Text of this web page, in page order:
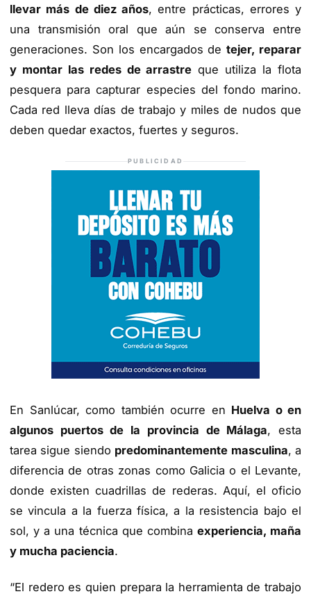
llevar más de diez años, entre prácticas, errores y
una transmisión oral que aún se conserva entre
generaciones. Son los encargados detejer, reparar
y montar las redes de arrastre que utiliza la flota
pesquera para capturar especies del fondo marino.
Cada red lleva días de trabajo y miles de nudos que
deben quedar exactos, fuertes y seguros.
PUBLICIDAD
En Sanlúcar, como también ocurre en Huelva o en
algunos puertos de la provincia de Málaga, esta
tarea sigue siendo predominantemente masculina, a
diferencia de otras zonas como Galicia o el Levante,
donde existen cuadrillas de rederas. Aquí, el oficio
se vincula a la fuerza física, a la resistencia bajo el
sol, y a una técnica que combina experiencia, maña
y mucha paciencia.
“El redero es quien prepara la herramienta de trabajo